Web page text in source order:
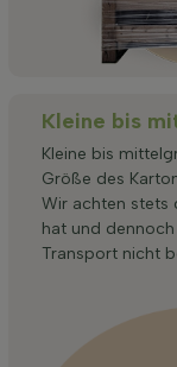
Kleine bis
Kleine bis
Größe des
Wir achten stets
hat und
Transport nicht